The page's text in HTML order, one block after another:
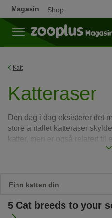
Magasin Shop
Katt
Katteraser
Den dag i dag eksisterer det
store antallet katteraser
katter, men er også relatert til
Finn katten din
Viktige personlighetstrekk
5 Cat breeds to your